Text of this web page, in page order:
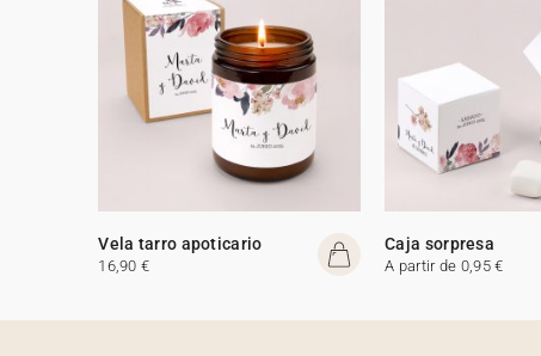
Vela tarro apoticario
16,90 €
Caja sorpresa
A partir de 0,95 €